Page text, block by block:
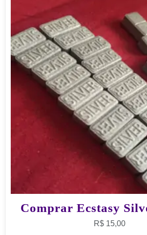
Comprar Ecstasy
R$15,00